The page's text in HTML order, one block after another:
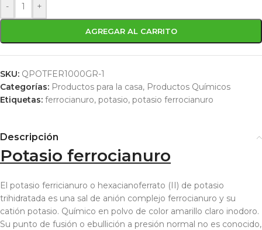
- +
AGREGAR AL CARRITO
SKU: QPOTFER1000GR-1
Categorías: Productos para la casa, Productos Químicos
Etiquetas: ferrocianuro, potasio, potasio ferrocianuro
Descripción
Potasio ferrocianuro
El potasio ferricianuro o hexacianoferrato (II) de potasio
trihidratada es una sal de anión complejo ferrocianuro y su
catión potasio. Químico en polvo de color amarillo claro inodoro.
Su punto de fusión o ebullición a presión normal no es conocido,